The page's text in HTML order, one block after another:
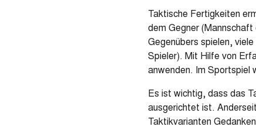
Taktische Fertigkeiten
dem Gegner
Gegenübers spielen,
Spieler). Mit Hilfe von
anwenden. Im Sportspiel
Es ist wichtig, dass das
ausgerichtet ist.
Taktikvarianten